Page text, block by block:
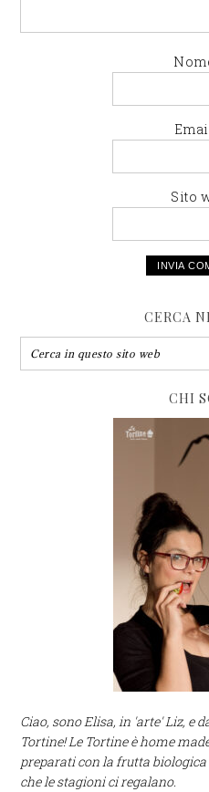
Sito
CERCA
CHI
Ciao, sono Elisa, in 'arte' Liz, e
Tortine! Le Tortine è home
preparati con la frutta biologica
che le stagioni ci regalano.